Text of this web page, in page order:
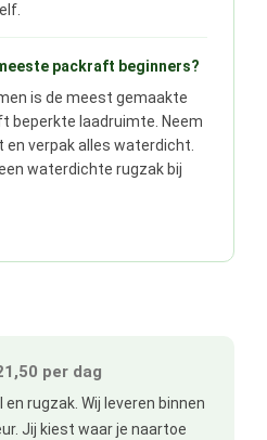
packraft beginners?
is de meest gemaakte
beperkte laadruimte. Neem
en verpak alles waterdicht.
waterdichte rugzak bij
per dag
en rugzak. Wij leveren binnen
Jij kiest waar je naartoe